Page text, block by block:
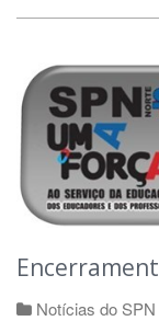
Notícias do SPN